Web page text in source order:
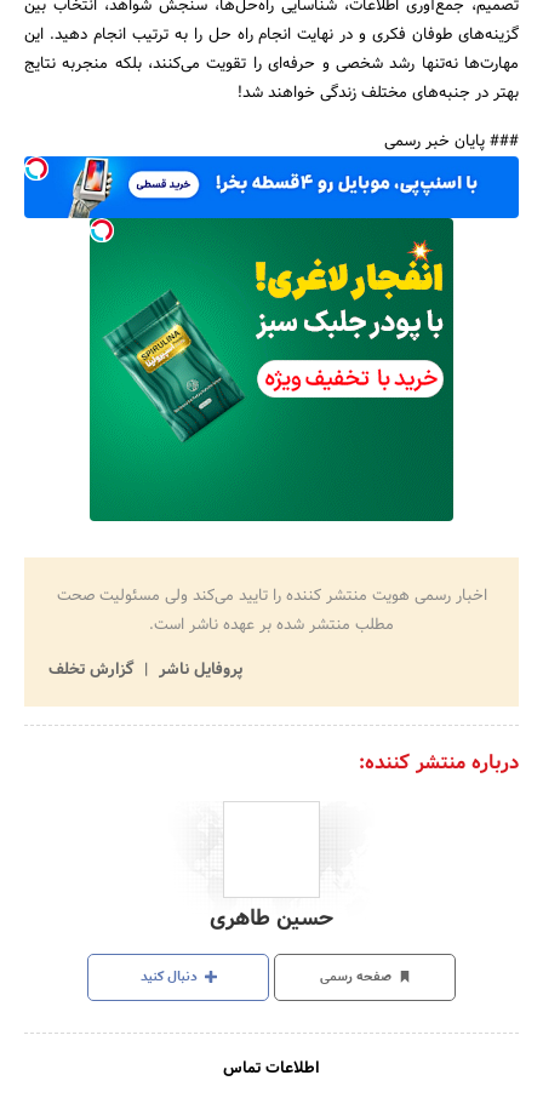
تصمیم، جمع‌آوری اطلاعات، شناسایی راه‌حل‌ها، سنجش شواهد، انتخاب بین
گزینه‌‌های طوفان فکری و در نهایت انجام راه حل را به ترتیب انجام دهید. این
مهارت‌ها نه‌تنها رشد شخصی و حرفه‌ای را تقویت می‌کنند، بلکه منجربه نتایج
بهتر در جنبه‌های مختلف زندگی خواهند شد!
### پایان خبر رسمی
اخبار رسمی هویت منتشر کننده را تایید می‌کند ولی مسئولیت صحت
مطلب منتشر شده بر عهده ناشر است.
پروفایل ناشر
گزارش تخلف
درباره منتشر کننده:
حسین طاهری
صفحه رسمی دنبال کنید
اطلاعات تماس